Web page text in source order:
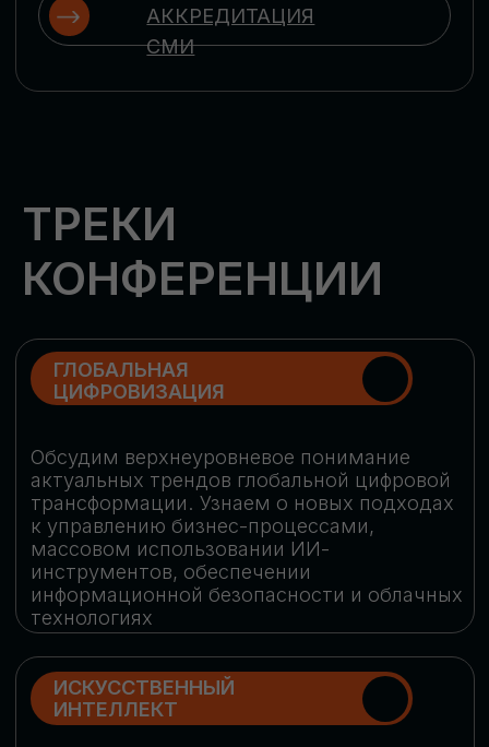
Выясним, как в наши дни уверенно
защищать свой бизнес от киберугроз
ЦИФРОВИЗАЦИЯ
МАРКЕТИНГА И ПРОДАЖ
Обменяемся опытом, какие ИИ-решения
в маркетинге и продажах наиболее
рекламными кампаниями показывают
наибольшую эффективность
РОБОТИЗАЦИЯ
Узнаем, в каких отраслях ИИ
«материализуется», какие роботы
решают сложные бизнес-задачи, а где
только обсуждают концепции
роботизации и потенциальные бюджеты
на тестирование образцов
ЦИФРОВИЗАЦИЯ
КЛИЕНТСКОГО СЕРВИСА
Разберем кейсы в сфере цифровизации